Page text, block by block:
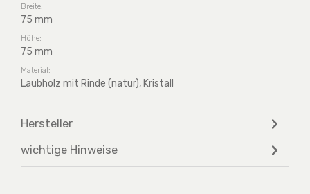
Breite:
75 mm
Höhe:
75 mm
Material:
Laubholz mit Rinde (natur), Kristall
Hersteller
wichtige Hinweise